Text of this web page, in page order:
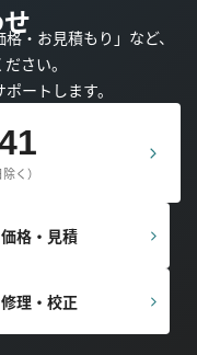
・お見積もり」など、
さい。
ートします。
く）
価格・見積
修理・校正